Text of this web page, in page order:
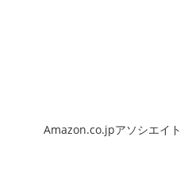
Amazon.co.jpアソシエイト